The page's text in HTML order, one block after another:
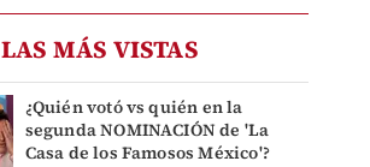
LAS MÁS VISTAS
¿Quién votó vs quién en la
segunda NOMINACIÓN de 'La
Casa de los Famosos México'?